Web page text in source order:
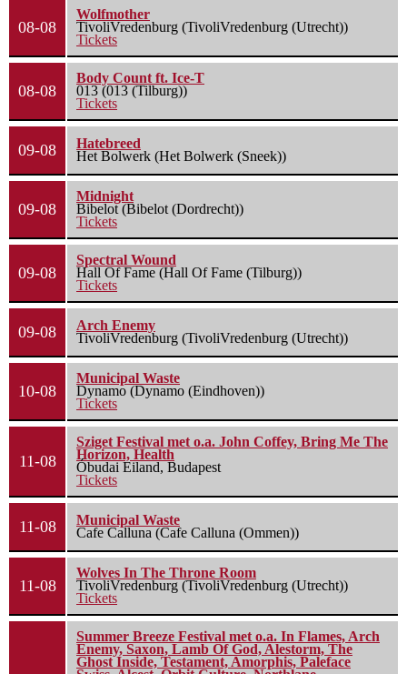
08-08
Wolfmother
TivoliVredenburg (TivoliVredenburg (Utrecht))
Tickets
08-08
Body Count ft. Ice-T
013 (013 (Tilburg))
Tickets
09-08
Hatebreed
Het Bolwerk (Het Bolwerk (Sneek))
09-08
Midnight
Bibelot (Bibelot (Dordrecht))
Tickets
09-08
Spectral Wound
Hall Of Fame (Hall Of Fame (Tilburg))
Tickets
09-08
Arch Enemy
TivoliVredenburg (TivoliVredenburg (Utrecht))
10-08
Municipal Waste
Dynamo (Dynamo (Eindhoven))
Tickets
11-08
Sziget Festival met o.a. John Coffey, Bring Me The
Horizon, Health
Óbudai Eiland, Budapest
Tickets
11-08
Municipal Waste
Cafe Calluna (Cafe Calluna (Ommen))
11-08
Wolves In The Throne Room
TivoliVredenburg (TivoliVredenburg (Utrecht))
Tickets
Summer Breeze Festival met o.a. In Flames, Arch
Enemy, Saxon, Lamb Of God, Alestorm, The
Ghost Inside, Testament, Amorphis, Paleface